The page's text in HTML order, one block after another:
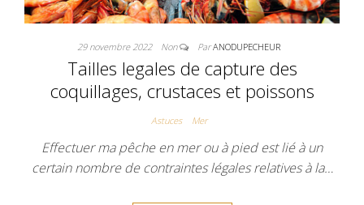
29 novembre 2022 Non ParANODUPECHEUR
Tailles legales de capture des
coquillages, crustaces et poissons
Astuces Mer
Effectuer ma pêche en mer ou à pied est lié à un
certain nombre de contraintes légales relatives à la…